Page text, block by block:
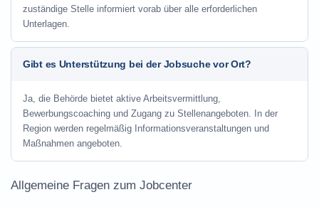
zuständige Stelle informiert vorab über alle erforderlichen
Unterlagen.
Gibt es Unterstützung bei der Jobsuche vor Ort?
Ja, die Behörde bietet aktive Arbeitsvermittlung,
Bewerbungscoaching und Zugang zu Stellenangeboten. In der
Region werden regelmäßig Informationsveranstaltungen und
Maßnahmen angeboten.
Allgemeine Fragen zum Jobcenter